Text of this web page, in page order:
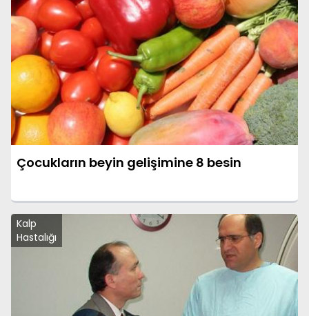
Çocukların beyin gelişimine 8 besin
Kalp
Hastalığı